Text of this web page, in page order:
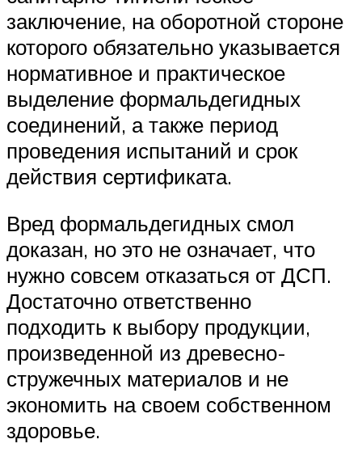
заключение, на оборотной стороне
которого обязательно указывается
нормативное и практическое
выделение формальдегидных
соединений, а также период
проведения испытаний и срок
действия сертификата.
Вред формальдегидных смол
доказан, но это не означает, что
нужно совсем отказаться от ДСП.
Достаточно ответственно
подходить к выбору продукции,
произведенной из древесно-
стружечных материалов и не
экономить на своем собственном
здоровье.